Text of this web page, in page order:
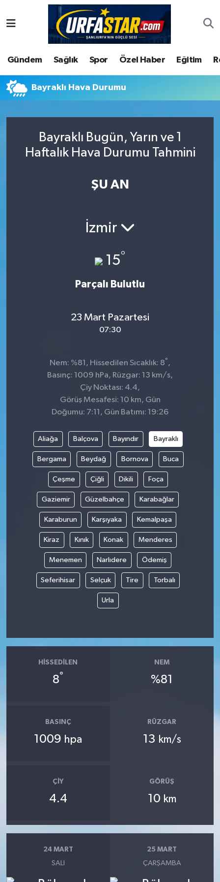
Gündem Sağlık Spor Özel Haber Eğitim
Bayraklı Hava Durumu
Bayraklı Bugün, Yarın ve 1
Haftalık Hava Durumu Tahmini
ŞU AN
İzmir
15°
Parçalı Bulutlu
23 Mart Pazartesi
07:30
Nem: %81, Hissedilen Sıcaklık: 8° ,
Basınç: 1009 hPa, Rüzgar: 13 km/s,
Çiy Noktası: 4.4,
Görüş Mesafesi: 10 km, Gün
Doğumu: 7:11, Gün Batımı: 19:26
Aliağa Balçova Bayındır Bayraklı
Bergama Beydağ Bornova Buca
Çeşme Çiğli Dikili Foça
Gaziemir Güzelbahçe Karabağlar
Karaburun Karşıyaka Kemalpaşa
Kiraz Kınık Konak Menderes
Menemen Narlıdere Ödemiş
Seferihisar Selçuk Tire Torbalı
Urla
HISSEDILEN
8°
NEM
%81
BASINÇ
1009 hpa
RÜZGAR
13 km/s
ÇIY
4.4
GÖRÜŞ
10 km
24 MART
SALI
25 MART
ÇARŞAMBA
ASAYİS
ÇEVRE
DUNYA
Ekonomi
Şanlıurfa Nöbetçi Eczaneler
Şanlıurfa Hava Durumu
Şanlıurfa Namaz Vakitleri
Süper Lig Puan Durumu ve Fikstür
Son Dakika Haberleri